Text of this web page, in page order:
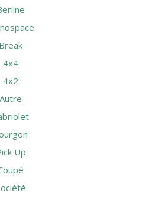
Break
4x4
4x2
Autre
Up